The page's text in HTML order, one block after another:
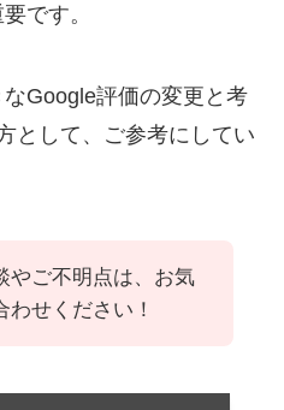
です。
Google評価の変更と考
として、ご参考にしてい
やご不明点は、お気
わせください！